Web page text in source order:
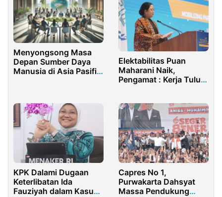
Menyongsong Masa
Depan Sumber Daya
Manusia di Asia Pasifik:
Elektabilitas Puan
Maharani Naik,
Pengamat : Kerja Tulus
KPK Dalami Dugaan
Keterlibatan Ida
Fauziyah dalam Kasus
Capres No 1,
Purwakarta Dahsyat
Massa Pendukung